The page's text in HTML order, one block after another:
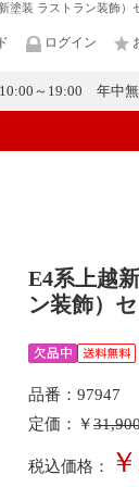
塗装 ラストラン装飾
ログイン
10:00～19:00 年中
ー
E4系上越
ン装飾）セ
品番：97947
定価：￥
税込価格：